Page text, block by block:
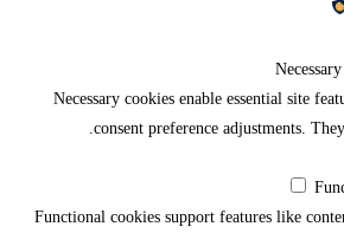
Necessary cookies enable essential site
consent preference adjustments.
Functional cookies support features like